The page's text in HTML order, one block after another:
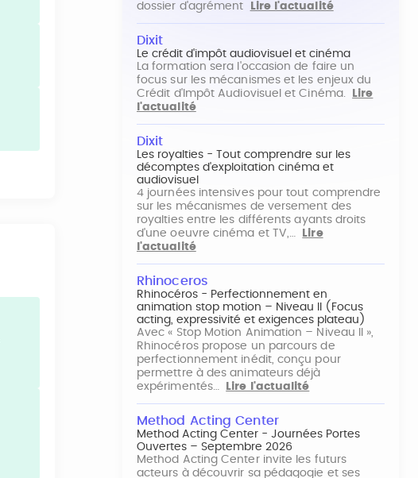
dossier d'agrément
Lire l'actualité
Dixit
Le crédit d'impôt audiovisuel et cinéma
La formation sera l'occasion de faire un
focus sur les mécanismes et les enjeux du
Crédit d'Impôt Audiovisuel et Cinéma.
Lire
l'actualité
Dixit
Les royalties - Tout comprendre sur les
décomptes d'exploitation cinéma et
audiovisuel
4 journées intensives pour tout comprendre
sur les mécanismes de versement des
royalties entre les différents ayants droits
d'une oeuvre cinéma et TV,…
Lire
l'actualité
Rhinoceros
Rhinocéros - Perfectionnement en
animation stop motion – Niveau II (Focus
acting, expressivité et exigences plateau)
Avec « Stop Motion Animation – Niveau II »,
Rhinocéros propose un parcours de
perfectionnement inédit, conçu pour
permettre à des animateurs déjà
expérimentés…
Lire l'actualité
Method Acting Center
Method Acting Center - Journées Portes
Ouvertes – Septembre 2026
Method Acting Center invite les futurs
acteurs à découvrir sa pédagogie et ses